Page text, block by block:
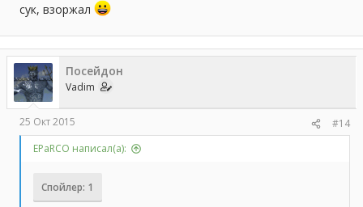
Спойлер:5
Спойлер:6 (VIP) 100 рублей
Киви все тот же
сук, взоржал
Посейдон
Vadim
25 Окт 2015
#14
EPaRCO написал(а):
Спойлер: 1